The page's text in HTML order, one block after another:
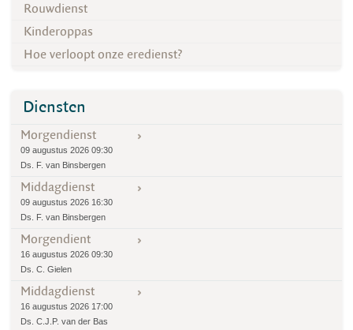
Rouwdienst
Kinderoppas
Hoe verloopt onze eredienst?
Diensten
Morgendienst
09 augustus 2026 09:30
Ds. F. van Binsbergen
Middagdienst
09 augustus 2026 16:30
Ds. F. van Binsbergen
Morgendient
16 augustus 2026 09:30
Ds. C. Gielen
Middagdienst
16 augustus 2026 17:00
Ds. C.J.P. van der Bas